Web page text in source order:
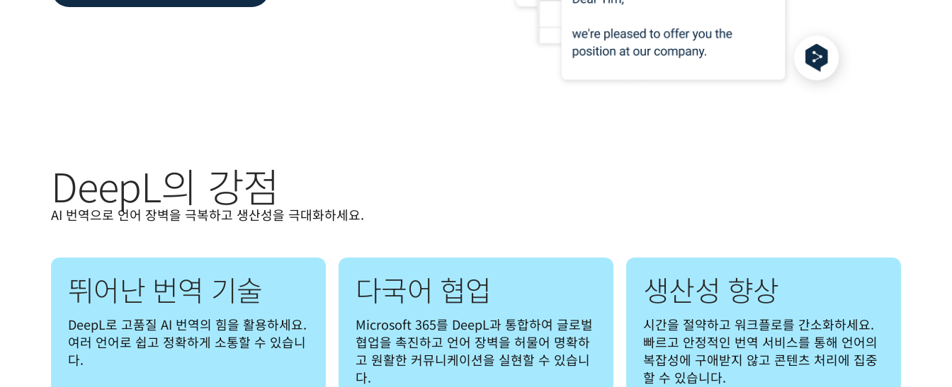
DeepL의 강점
AI 번역으로 언어 장벽을 극복하고 생산성을 극대화하세요.
뛰어난 번역 기술
DeepL로 고품질 AI 번역의 힘을 활용하세요.
여러 언어로 쉽고 정확하게 소통할 수 있습니
다.
다국어 협업
Microsoft 365를 DeepL과 통합하여 글로벌
협업을 촉진하고 언어 장벽을 허물어 명확하
고 원활한 커뮤니케이션을 실현할 수 있습니
다.
생산성 향상
시간을 절약하고 워크플로를 간소화하세요.
빠르고 안정적인 번역 서비스를 통해 언어의
복잡성에 구애받지 않고 콘텐츠 처리에 집중
할 수 있습니다.